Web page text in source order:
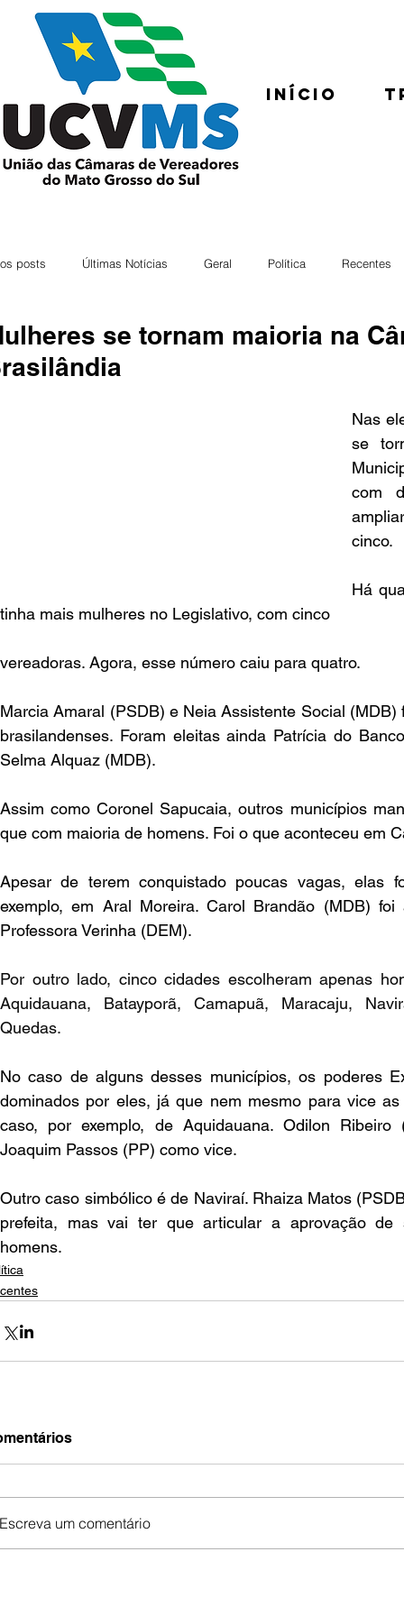
Início
posts Últimas Notícias Geral Política Recentes
se tornam maioria na
Nas
se
com
cinco.
Há
tinha mais mulheres no Legislativo, com cinco
vereadoras. Agora, esse número caiu para quatro.
Marcia Amaral (PSDB) e Neia Assistente Social
brasilandenses. Foram eleitas ainda Patrícia do
Selma Alquaz (MDB).
Assim como Coronel Sapucaia, outros municípios
que com maioria de homens. Foi o que aconteceu em
Apesar de terem conquistado poucas vagas, elas
exemplo, em Aral Moreira. Carol Brandão (MDB)
Professora Verinha (DEM).
Por outro lado, cinco cidades escolheram apenas
Aquidauana, Batayporã, Camapuã, Maracaju,
Quedas.
No caso de alguns desses municípios, os poderes
dominados por eles, já que nem mesmo para vice
caso, por exemplo, de Aquidauana. Odilon
Joaquim Passos (PP) como vice.
Outro caso simbólico é de Naviraí. Rhaiza Matos
prefeita, mas vai ter que articular a aprovação de
homens.
Escreva um comentário